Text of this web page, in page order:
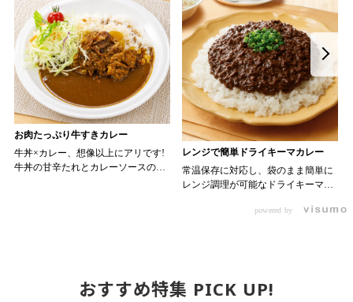
お肉たっぷり牛すきカレー
牛丼×カレー、想像以上にアリです!
牛丼の甘辛たれとカレーソースのス
丼の素を中央にのせます。 3. 手前
からカレーソースをかけ、サラダを
レンジで簡単ドライキーマカレー
常温保存に対応し、袋のまま簡単に
レンジ調理が可能なドライキーマカ
オリジナルメニューにアレンジも可
powered by
おすすめ特集 PICK UP!